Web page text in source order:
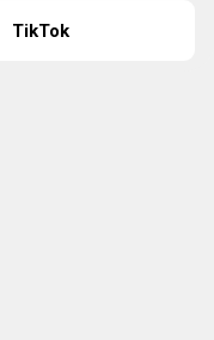
TikTok